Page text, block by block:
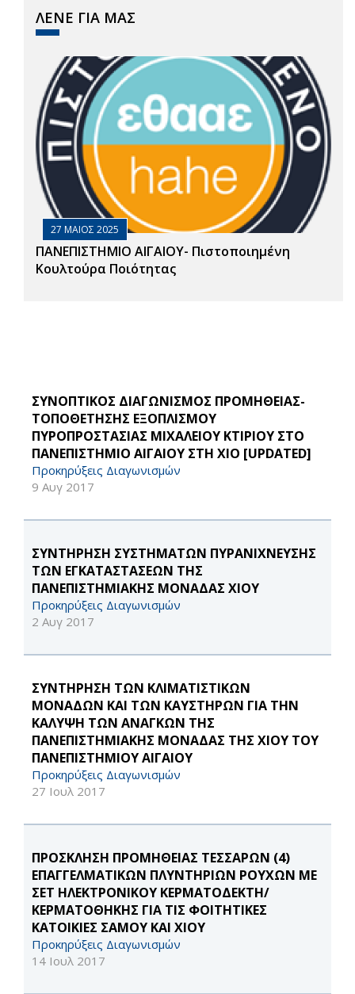
ΛΕΝΕ ΓΙΑ ΜΑΣ
27 ΜΑΙΟΣ 2025
ΠΑΝΕΠΙΣΤΗΜΙΟ ΑΙΓΑΙΟΥ- Πιστοποιημένη
Κουλτούρα Ποιότητας
ΣΥΝΟΠΤΙΚΟΣ ΔΙΑΓΩΝΙΣΜΟΣ ΠΡΟΜΗΘΕΙΑΣ-
ΤΟΠΟΘΕΤΗΣΗΣ ΕΞΟΠΛΙΣΜΟΥ
ΠΥΡΟΠΡΟΣΤΑΣΙΑΣ ΜΙΧΑΛΕΙΟΥ ΚΤΙΡΙΟΥ ΣΤΟ
ΠΑΝΕΠΙΣΤΗΜΙΟ ΑΙΓΑΙΟΥ ΣΤΗ ΧΙΟ [UPDATED]
Προκηρύξεις Διαγωνισμών
9 Αυγ 2017
ΣΥΝΤΗΡΗΣΗ ΣΥΣΤΗΜΑΤΩΝ ΠΥΡΑΝΙΧΝΕΥΣΗΣ
ΤΩΝ ΕΓΚΑΤΑΣΤΑΣΕΩΝ ΤΗΣ
ΠΑΝΕΠΙΣΤΗΜΙΑΚΗΣ ΜΟΝΑΔΑΣ ΧΙΟΥ
Προκηρύξεις Διαγωνισμών
2 Αυγ 2017
ΣΥΝΤΗΡΗΣΗ ΤΩΝ ΚΛΙΜΑΤΙΣΤΙΚΩΝ
ΜΟΝΑΔΩΝ ΚΑΙ ΤΩΝ ΚΑΥΣΤΗΡΩΝ ΓΙΑ ΤΗΝ
ΚΑΛΥΨΗ ΤΩΝ ΑΝΑΓΚΩΝ ΤΗΣ
ΠΑΝΕΠΙΣΤΗΜΙΑΚΗΣ ΜΟΝΑΔΑΣ ΤΗΣ ΧΙΟΥ ΤΟΥ
ΠΑΝΕΠΙΣΤΗΜΙΟΥ ΑΙΓΑΙΟΥ
Προκηρύξεις Διαγωνισμών
27 Ιουλ 2017
ΠΡΟΣΚΛΗΣΗ ΠΡΟΜΗΘΕΙΑΣ ΤΕΣΣΑΡΩΝ (4)
ΕΠΑΓΓΕΛΜΑΤΙΚΩΝ ΠΛΥΝΤΗΡΙΩΝ ΡΟΥΧΩΝ ΜΕ
ΣΕΤ ΗΛΕΚΤΡΟΝΙΚΟΥ ΚΕΡΜΑΤΟΔΕΚΤΗ/
ΚΕΡΜΑΤΟΘΗΚΗΣ ΓΙΑ ΤΙΣ ΦΟΙΤΗΤΙΚΕΣ
ΚΑΤΟΙΚΙΕΣ ΣΑΜΟΥ ΚΑΙ ΧΙΟΥ
Προκηρύξεις Διαγωνισμών
14 Ιουλ 2017